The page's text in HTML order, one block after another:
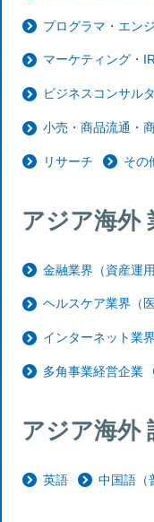
プログラマ・エン
マーケティング・
ビジネスコンサル
小売・商品流通・
リサーチ その
アジア海外
金融業界（資産運
ヘルスケア業界（
インターネット業
多角事業経営企業
アジア海外
英語 中国語（